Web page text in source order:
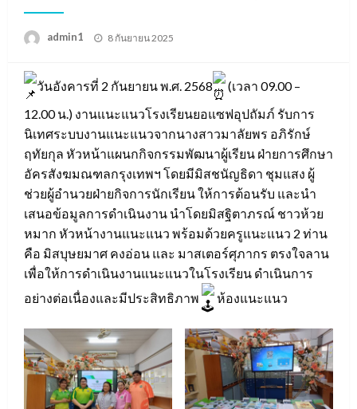
admin1
Posted
8 กันยายน 2025
วันอังคารที่ 2 กันยายน พ.ศ. 2568
(เวลา 09.00 –
12.00 น.) งานแนะแนวโรงเรียนยอแซฟอุปถัมภ์ รับการ
นิเทศระบบงานแนะแนวจากนางสาวมาลัยพร อภิรักษ์
ฤทัยกุล หัวหน้าแผนกกิจกรรมพัฒนาผู้เรียน ฝ่ายการศึกษา
อัครสังฆมณฑลกรุงเทพฯ โดยมีมิสชนัญธิดา ชุมแสง ผู้
ช่วยผู้อำนวยฝ่ายกิจการนักเรียน ให้การต้อนรับ และนำ
เสนอข้อมูลการดำเนินงาน นำโดยมิสฐิตาภรณ์ ชาวห้วย
หมาก หัวหน้างานแนะแนว พร้อมด้วยครูแนะแนว 2 ท่าน
คือ มิสบุษยมาศ คงอ่อน และ มาสเตอร์ศุภากร ตรงใจลาน
เพื่อให้การดำเนินงานแนะแนวในโรงเรียน ดำเนินการ
อย่างต่อเนื่องและมีประสิทธิภาพ
ห้องแนะแนว